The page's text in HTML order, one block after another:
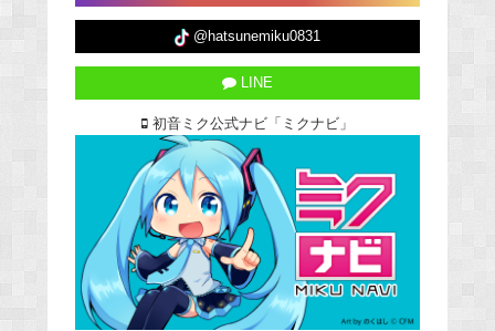
@hatsunemiku0831
LINE
初音ミク公式ナビ「ミクナビ」